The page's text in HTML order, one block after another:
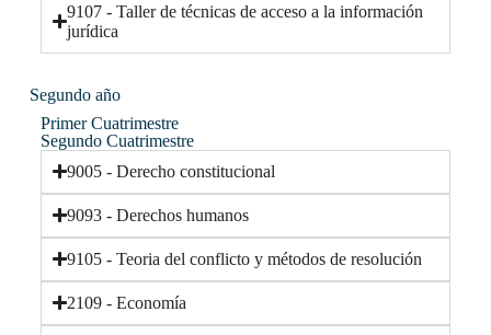
9107 - Taller de técnicas de acceso a la información
jurídica
Segundo año
Primer Cuatrimestre
Segundo Cuatrimestre
9005 - Derecho constitucional
9093 - Derechos humanos
9105 - Teoria del conflicto y métodos de resolución
2109 - Economía